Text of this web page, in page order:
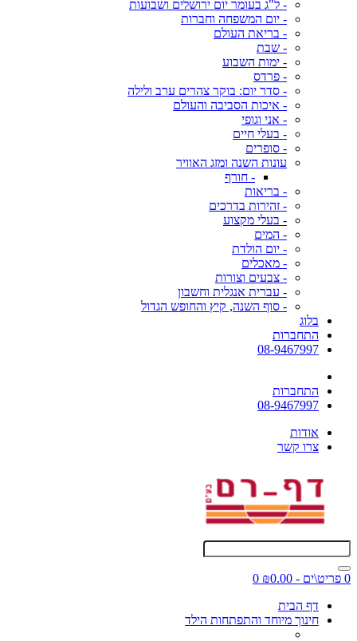
- ל"ג בעומר יום ירושלים ושבועות
- יום המשפחה וחברות
- בריאת העולם
- שבת
- ימות השבוע
- פרדס
- סדר יום: בוקר צהרים ערב ולילה
- איכות הסביבה והעולם
- אני וגופי
- בעלי חיים
- סופרים
עונות השנה ומזג האוויר
- חורף
- בריאות
- זהירות בדרכים
- בעלי מקצוע
- המים
- יום הולדת
- מאכלים
- צבעים וצורות
- עברית אנגלית וחשבון
- סוף השנה, קיץ והחופש הגדול
בלוג
התחברות
08-9467997
התחברות
08-9467997
אודות
צרו קשר
0 פריט\ים - ₪0.00
0
דף הבית
חינוך מיוחד והתפתחות הילד